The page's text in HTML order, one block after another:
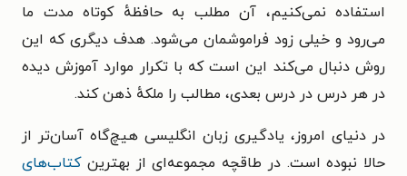
استفاده نمی‌کنیم، آن مطلب به حافظهٔ کوتاه مدت ما
می‌رود و خیلی زود فراموشمان می‌شود. هدف دیگری که این
روش دنبال می‌کند این است که با تکرار موارد آموزش دیده
در هر درس در درس بعدی، مطالب را ملکهٔ ذهن کند.
در دنیای امروز، یادگیری زبان انگلیسی هیچ‌گاه آسان‌تر از
حالا نبوده است. در طاقچه مجموعه‌ای از بهترینکتاب‌های